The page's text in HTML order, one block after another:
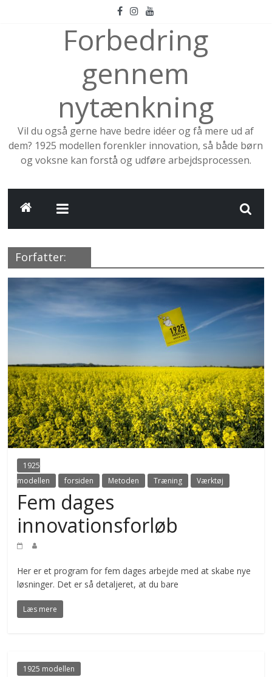
Forbedring
gennem
nytænkning
Vil du også gerne have bedre idéer og få mere ud af
dem? 1925 modellen forenkler innovation, så både børn
og voksne kan forstå og udføre arbejdsprocessen.
Forfatter:
1925
modellen
forsiden Metoden Træning Værktøj
Fem dages
innovationsforløb
Her er et program for fem dages arbejde med at skabe nye
løsninger. Det er så detaljeret, at du bare
Læs mere
1925 modellen